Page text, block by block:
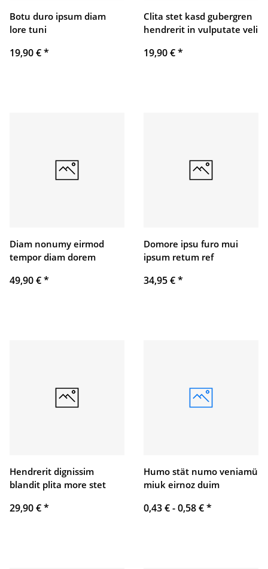
Botu duro ipsum diam
lore tuni
19,90 €*
Clita stet kasd gubergren
hendrerit in vulputate veli
19,90 €*
Diam nonumy eirmod
tempor diam dorem
49,90 €*
Domore ipsu furo mui
ipsum retum ref
34,95 €*
Hendrerit dignissim
blandit plita more stet
29,90 €*
Humo stät numo veniamü
miuk eirnoz duim
0,43 € -0,58 €*